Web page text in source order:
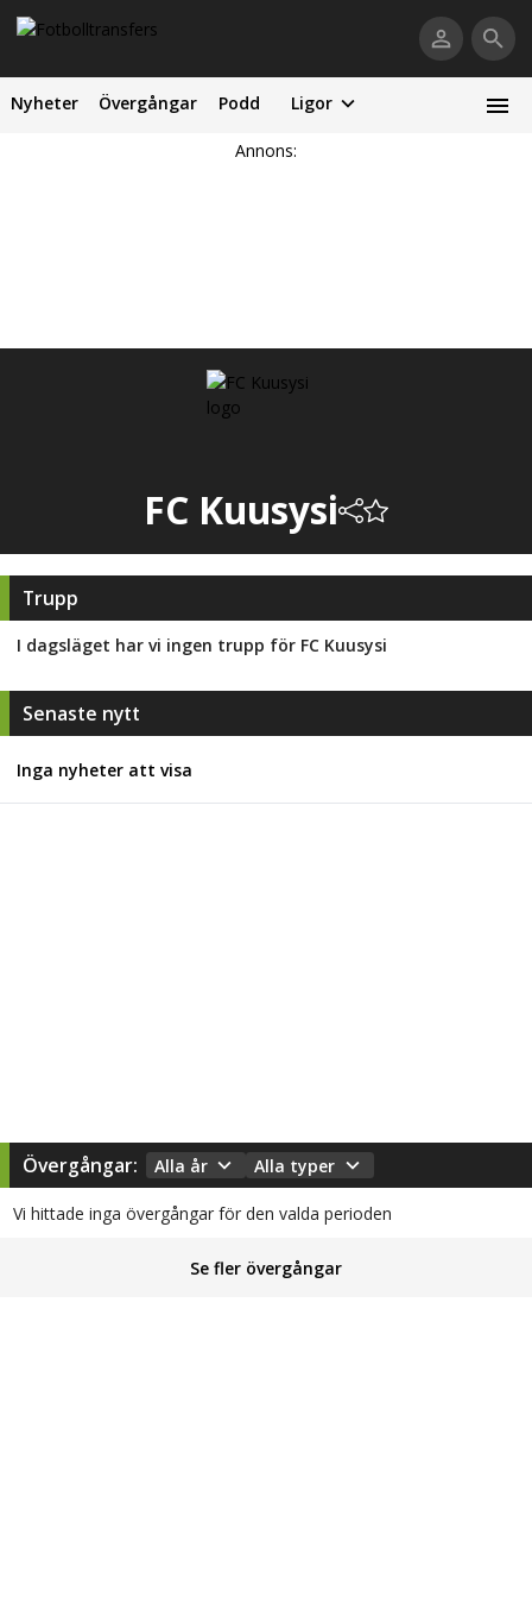
Nyheter Övergångar Podd Ligor
Annons:
FC Kuusysi
Trupp
I dagsläget har vi ingen trupp för FC Kuusysi
Senaste nytt
Inga nyheter att visa
Övergångar: Alla år Alla typer
Vi hittade inga övergångar för den valda perioden
Se fler övergångar